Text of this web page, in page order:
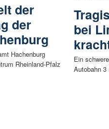
der
der
Hachenburg
Rheinland-Pfalz
bei
Ein
Autobahn